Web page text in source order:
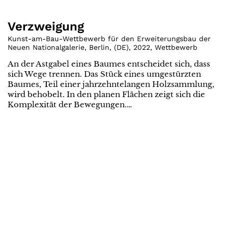
Verzweigung
Kunst-am-Bau-Wettbewerb für den Erweiterungsbau der
Neuen Nationalgalerie, Berlin, (DE), 2022, Wettbewerb
An der Astgabel eines Baumes entscheidet sich, dass
sich Wege trennen. Das Stück eines umgestürzten
Baumes, Teil einer jahrzehntelangen Holzsammlung,
wird behobelt. In den planen Flächen zeigt sich die
Komplexität der Bewegungen.…